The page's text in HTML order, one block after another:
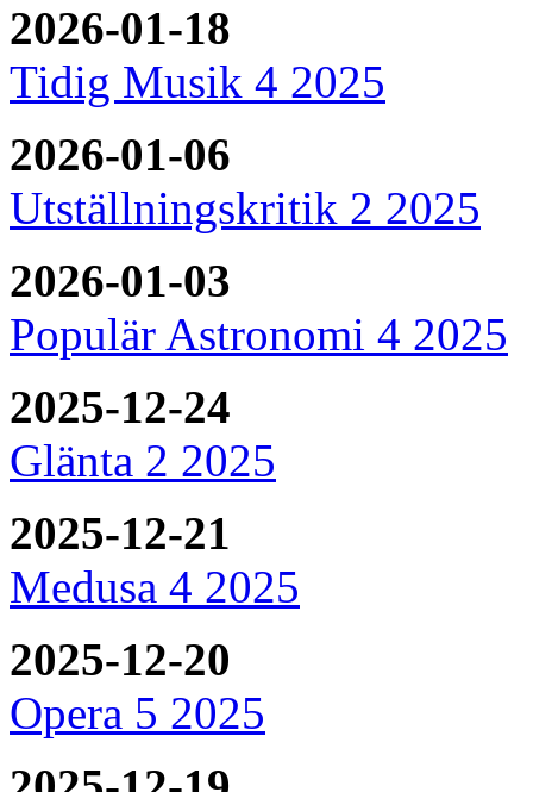
2026-01-18
Tidig Musik 4 2025
2026-01-06
Utställningskritik 2 2025
2026-01-03
Populär Astronomi 4 2025
2025-12-24
Glänta 2 2025
2025-12-21
Medusa 4 2025
2025-12-20
Opera 5 2025